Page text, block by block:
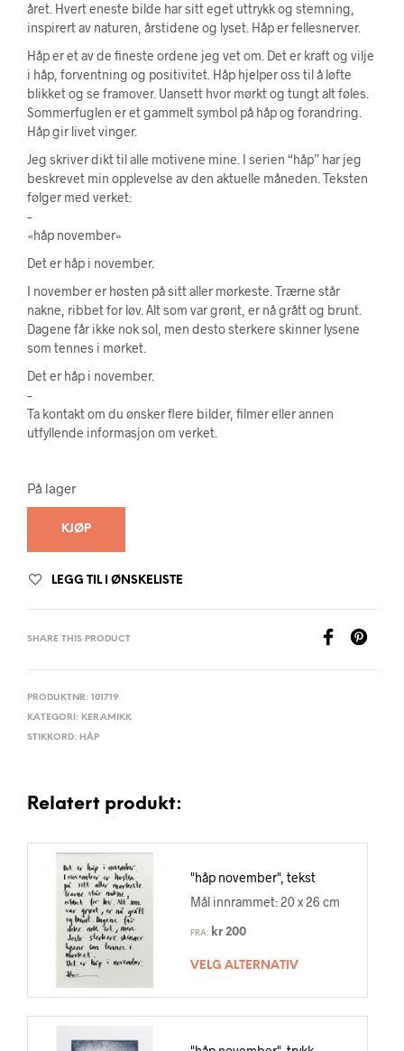
året. Hvert eneste bilde har sitt eget uttrykk og stemning,
inspirert av naturen, årstidene og lyset. Håp er fellesnerver.
Håp er et av de fineste ordene jeg vet om. Det er kraft og vilje
i håp, forventning og positivitet. Håp hjelper oss til å løfte
blikket og se framover. Uansett hvor mørkt og tungt alt føles.
Sommerfuglen er et gammelt symbol på håp og forandring.
Håp gir livet vinger.
Jeg skriver dikt til alle motivene mine. I serien “håp” har jeg
beskrevet min opplevelse av den aktuelle måneden. Teksten
følger med verket:
–
«håp november»
Det er håp i november.
I november er høsten på sitt aller mørkeste. Trærne står
nakne, ribbet for løv. Alt som var grønt, er nå grått og brunt.
Dagene får ikke nok sol, men desto sterkere skinner lysene
som tennes i mørket.
Det er håp i november.
–
Ta kontakt om du ønsker flere bilder, filmer eller annen
utfyllende informasjon om verket.
På lager
KJØP
LEGG TIL I ØNSKELISTE
SHARE THIS PRODUCT
PRODUKTNR: 101719
KATEGORI: KERAMIKK
STIKKORD: HÅP
Relatert produkt:
"håp november", tekst
Mål innrammet: 20 x 26 cm
FRA: kr 200
VELG ALTERNATIV